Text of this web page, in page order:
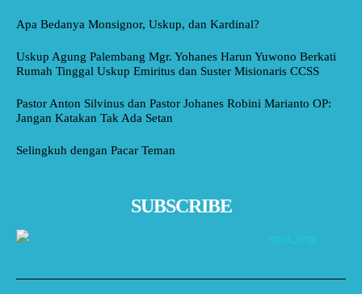
Apa Bedanya Monsignor, Uskup, dan Kardinal?
Uskup Agung Palembang Mgr. Yohanes Harun Yuwono Berkati
Rumah Tinggal Uskup Emiritus dan Suster Misionaris CCSS
Pastor Anton Silvinus dan Pastor Johanes Robini Marianto OP:
Jangan Katakan Tak Ada Setan
Selingkuh dengan Pacar Teman
SUBSCRIBE